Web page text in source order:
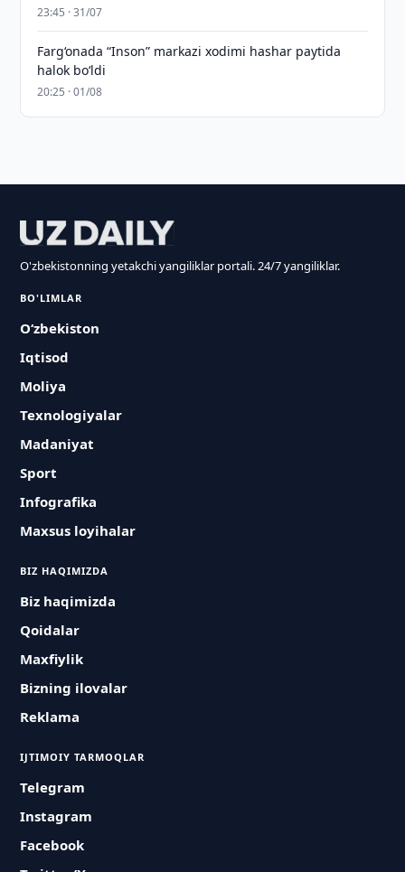
23:45 · 31/07
Farg‘onada “Inson” markazi xodimi hashar paytida
halok bo‘ldi
20:25 · 01/08
O'zbekistonning yetakchi yangiliklar portali. 24/7 yangiliklar.
BO'LIMLAR
O‘zbekiston
Iqtisod
Moliya
Texnologiyalar
Madaniyat
Sport
Infografika
Maxsus loyihalar
BIZ HAQIMIZDA
Biz haqimizda
Qoidalar
Maxfiylik
Bizning ilovalar
Reklama
IJTIMOIY TARMOQLAR
Telegram
Instagram
Facebook